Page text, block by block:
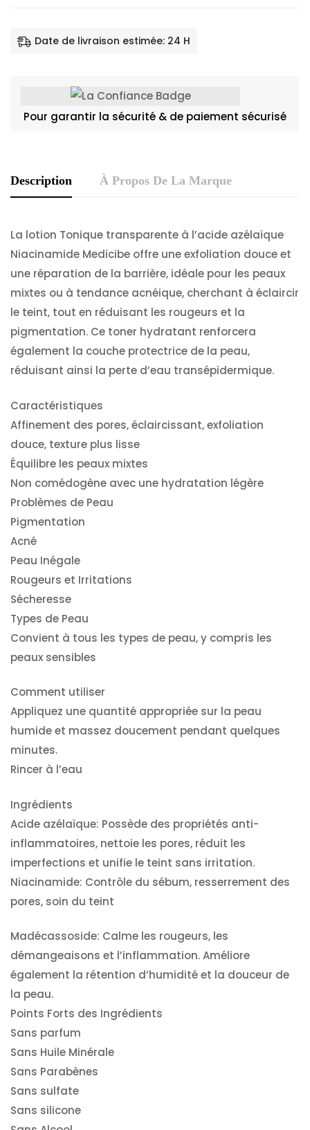
Date de livraison estimée: 24 H
Pour garantir la sécurité & de paiement sécurisé
Description À Propos De La Marque
La lotion Tonique transparente à l’acide azélaïque
Niacinamide Medicibe offre une exfoliation douce et
une réparation de la barrière, idéale pour les peaux
mixtes ou à tendance acnéique, cherchant à éclaircir
le teint, tout en réduisant les rougeurs et la
pigmentation. Ce toner hydratant renforcera
également la couche protectrice de la peau,
réduisant ainsi la perte d’eau transépidermique.
Caractéristiques
Affinement des pores, éclaircissant, exfoliation
douce, texture plus lisse
Équilibre les peaux mixtes
Non comédogène avec une hydratation légère
Problèmes de Peau
Pigmentation
Acné
Peau Inégale
Rougeurs et Irritations
Sécheresse
Types de Peau
Convient à tous les types de peau, y compris les
peaux sensibles
Comment utiliser
Appliquez une quantité appropriée sur la peau
humide et massez doucement pendant quelques
minutes.
Rincer à l’eau
Ingrédients
Acide azélaïque: Possède des propriétés anti-
inflammatoires, nettoie les pores, réduit les
imperfections et unifie le teint sans irritation.
Niacinamide: Contrôle du sébum, resserrement des
pores, soin du teint
Madécassoside: Calme les rougeurs, les
démangeaisons et l’inflammation. Améliore
également la rétention d’humidité et la douceur de
la peau.
Points Forts des Ingrédients
Sans parfum
Sans Huile Minérale
Sans Parabènes
Sans sulfate
Sans silicone